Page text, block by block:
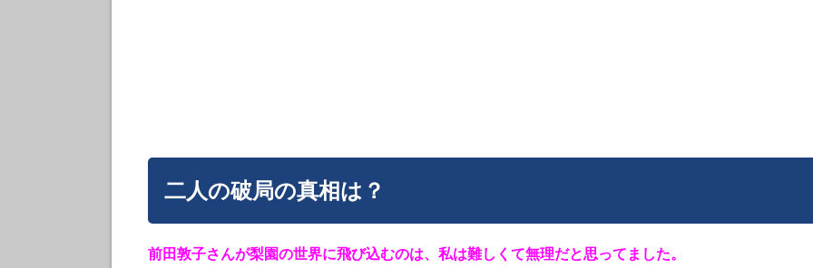
二人の破局の真相は？
前田敦子さんが梨園の世界に飛び込むのは、私は難しくて無理だと思ってました。